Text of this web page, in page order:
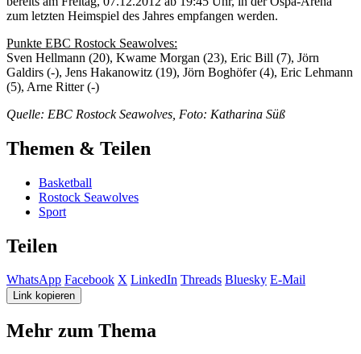
zum letzten Heimspiel des Jahres empfangen werden.
Punkte EBC Rostock Seawolves:
Sven Hellmann (20), Kwame Morgan (23), Eric Bill (7), Jörn
Galdirs (-), Jens Hakanowitz (19), Jörn Boghöfer (4), Eric Lehmann
(5), Arne Ritter (-)
Quelle: EBC Rostock Seawolves, Foto: Katharina Süß
Themen & Teilen
Basketball
Rostock Seawolves
Sport
Teilen
WhatsApp Facebook X LinkedIn Threads Bluesky E-Mail
Link kopieren
Mehr zum Thema